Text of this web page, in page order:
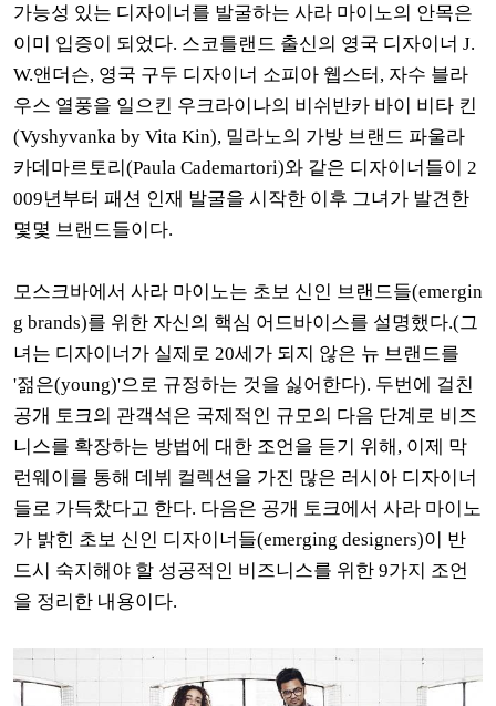
가능성 있는 디자이너를 발굴하는 사라 마이노의 안목은
이미 입증이 되었다. 스코틀랜드 출신의 영국 디자이너 J.
W.앤더슨, 영국 구두 디자이너 소피아 웹스터, 자수 블라
우스 열풍을 일으킨 우크라이나의 비쉬반카 바이 비타 킨
(Vyshyvanka by Vita Kin), 밀라노의 가방 브랜드 파울라
카데마르토리(Paula Cademartori)와 같은 디자이너들이 2
009년부터 패션 인재 발굴을 시작한 이후 그녀가 발견한
몇몇 브랜드들이다.
모스크바에서 사라 마이노는 초보 신인 브랜드들(emergin
g brands)를 위한 자신의 핵심 어드바이스를 설명했다.(그
녀는 디자이너가 실제로 20세가 되지 않은 뉴 브랜드를
'젊은(young)'으로 규정하는 것을 싫어한다). 두번에 걸친
공개 토크의 관객석은 국제적인 규모의 다음 단계로 비즈
니스를 확장하는 방법에 대한 조언을 듣기 위해, 이제 막
런웨이를 통해 데뷔 컬렉션을 가진 많은 러시아 디자이너
들로 가득찼다고 한다. 다음은 공개 토크에서 사라 마이노
가 밝힌 초보 신인 디자이너들(emerging designers)이 반
드시 숙지해야 할 성공적인 비즈니스를 위한 9가지 조언
을 정리한 내용이다.